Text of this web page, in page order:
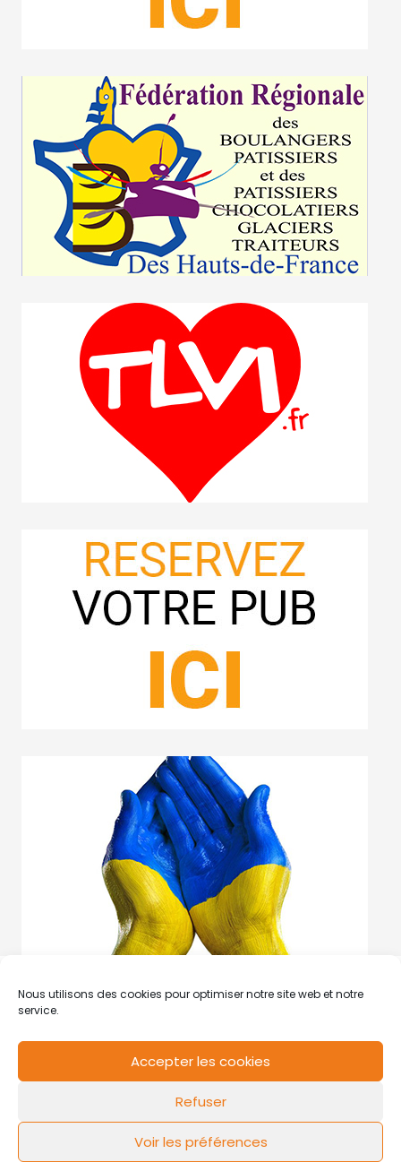
Nous utilisons des cookies pour optimiser notre site web et notre
service.
Accepter les cookies
Refuser
Voir les préférences
Mentions légales Politique de cookies
FLOW44